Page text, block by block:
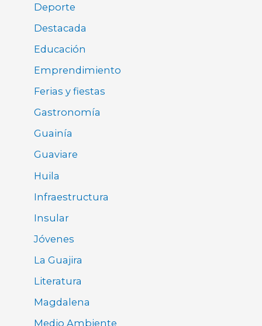
Deporte
Destacada
Educación
Emprendimiento
Ferias y fiestas
Gastronomía
Guainía
Guaviare
Huila
Infraestructura
Insular
Jóvenes
La Guajira
Literatura
Magdalena
Medio Ambiente